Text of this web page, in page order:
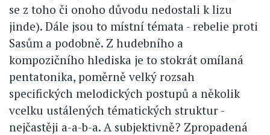
se z toho či onoho důvodu nedostali k lizu
jinde). Dále jsou to místní témata - rebelie proti
Sasům a podobně. Z hudebního a
kompozičního hlediska je to stokrát omílaná
pentatonika, poměrně velký rozsah
specifických melodických postupů a několik
vcelku ustálených tématických struktur -
nejčastěji a-a-b-a. A subjektivně? Zpropadená